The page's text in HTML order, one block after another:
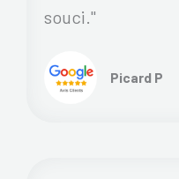
souci."
Picard P